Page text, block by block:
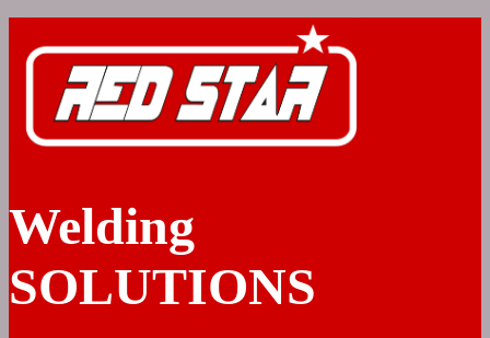
Welding
SOLUTIONS